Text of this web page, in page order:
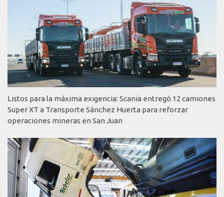
Listos para la máxima exigencia: Scania entregó 12 camiones
Super XT a Transporte Sánchez Huerta para reforzar
operaciones mineras en San Juan